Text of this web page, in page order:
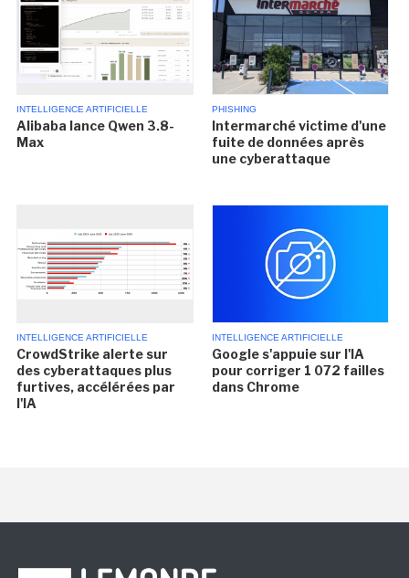
INTELLIGENCE ARTIFICIELLE
Alibaba lance Qwen 3.8-
Max
PHISHING
Intermarché victime d'une
fuite de données après
une cyberattaque
INTELLIGENCE ARTIFICIELLE
CrowdStrike alerte sur
des cyberattaques plus
furtives, accélérées par
l'IA
INTELLIGENCE ARTIFICIELLE
Google s'appuie sur l'IA
pour corriger 1 072 failles
dans Chrome